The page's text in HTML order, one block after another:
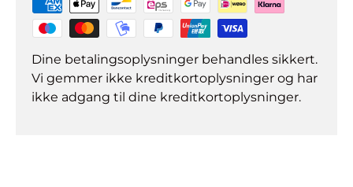
Dine betalingsoplysninger behandles sikkert.
Vi gemmer ikke kreditkortoplysninger og har
ikke adgang til dine kreditkortoplysninger.